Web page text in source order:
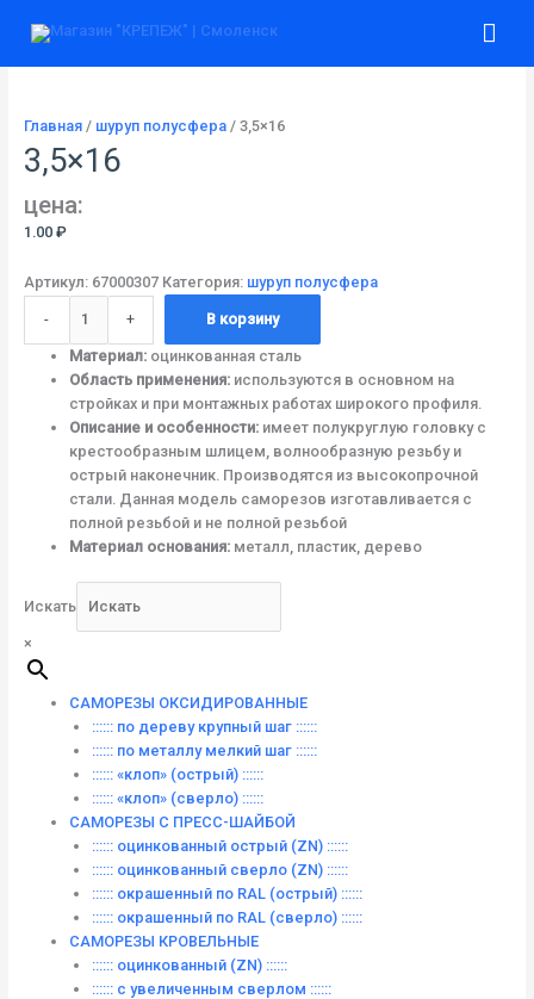
Главная/ шуруп полусфера/ 3,5×16
3,5×16
цена:
1.00 ₽
Артикул: 67000307 Категория: шуруп полусфера
-
товара
+ В корзину
Материал: оцинкованная сталь
Область применения: используются в основном на
стройках и при монтажных работах широкого профиля.
Описание и особенности: имеет полукруглую головку с
крестообразным шлицем, волнообразную резьбу и
острый наконечник. Производятся из высокопрочной
стали. Данная модель саморезов изготавливается с
полной резьбой и не полной резьбой
Материал основания: металл, пластик, дерево
Искать
×
САМОРЕЗЫ ОКСИДИРОВАННЫЕ
:::::: по дереву крупный шаг ::::::
:::::: по металлу мелкий шаг ::::::
:::::: «клоп» (острый) ::::::
:::::: «клоп» (сверло) ::::::
САМОРЕЗЫ С ПРЕСС-ШАЙБОЙ
:::::: оцинкованный острый (ZN) ::::::
:::::: оцинкованный сверло (ZN) ::::::
:::::: окрашенный по RAL (острый) ::::::
:::::: окрашенный по RAL (сверло) ::::::
САМОРЕЗЫ КРОВЕЛЬНЫЕ
:::::: оцинкованный (ZN) ::::::
:::::: с увеличенным сверлом ::::::